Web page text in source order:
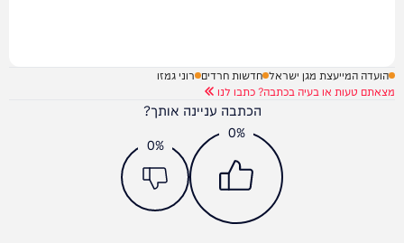
הועדה המייעצת מגן ישראל חדשות חרדים רוני גמזו
מצאתם טעות או בעיה בכתבה? כתבו לנו
הכתבה עניינה אותך?
0%
0%